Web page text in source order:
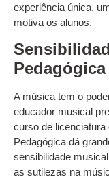
experiência única,
motiva os alunos.
Pedagógica
A música tem o
educador musical
curso de
Pedagógica dá
sensibilidade
as sutilezas na